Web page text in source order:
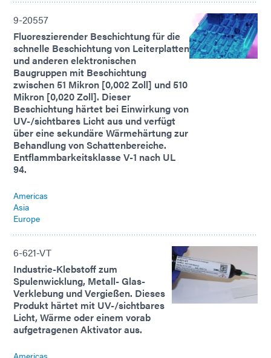
9-20557
Fluoreszierender Beschichtung für die
schnelle Beschichtung von Leiterplatten
und anderen elektronischen
Baugruppen mit Beschichtung
zwischen 51 Mikron [0,002 Zoll] und 510
Mikron [0,020 Zoll]. Dieser
Beschichtung härtet bei Einwirkung von
UV-/sichtbares Licht aus und verfügt
über eine sekundäre Wärmehärtung zur
Behandlung von Schattenbereiche.
Entflammbarkeitsklasse V-1 nach UL
94.
Americas
Asia
Europe
6-621-VT
Industrie-Klebstoff zum
Spulenwicklung, Metall- Glas-
Verklebung und Vergießen. Dieses
Produkt härtet mit UV-/sichtbares
Licht, Wärme oder einem vorab
aufgetragenen Aktivator aus.
Americas